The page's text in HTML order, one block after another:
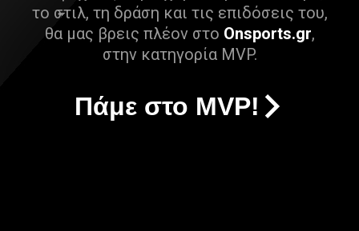
το στιλ, τη δράση και τις επιδόσεις του,
θα μας βρεις πλέον στο Onsports.gr,
στην κατηγορία MVP.
Πάμε στο MVP!